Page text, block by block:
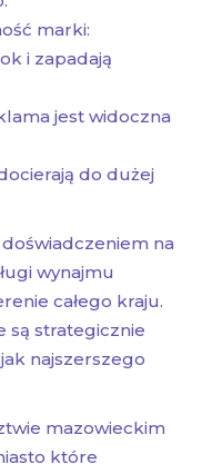
marki:
i zapadają
jest widoczna
do dużej
na
wynajmu
całego kraju.
są strategicznie
najszerszego
mazowieckim
które